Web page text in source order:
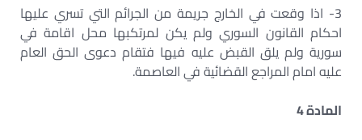
3- اذا وقعت في الخارج جريمة من الجرائم التي تسري عليها
احكام القانون السوري ولم يكن لمرتكبها محل اقامة في
سورية ولم يلق القبض عليه فيها فتقام دعوى الحق العام
عليه امام المراجع القضائية في العاصمة.
المادة 4